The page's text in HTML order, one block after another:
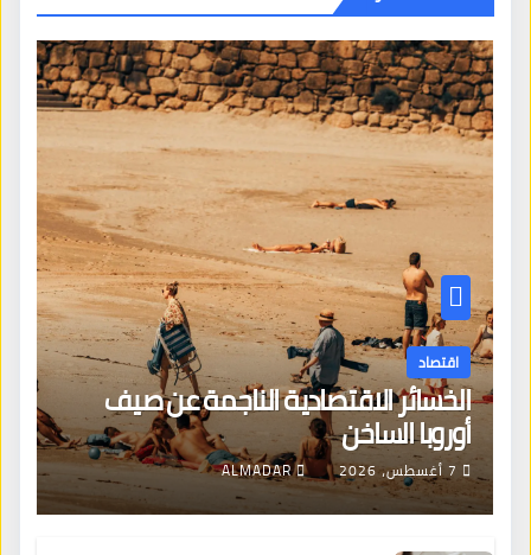
اقتصاد
الخسائر الاقتصادية الناجمة عن صيف
أوروبا الساخن
7 أغسطس، 2026 ALMADAR